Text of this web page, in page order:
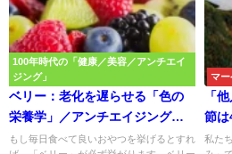
100年時代の「健康／美容／アンチエイ
ジング」
ベリー：老化を遅らせる「色の
栄養学」／アンチエイジング実
践講座
もし毎日食べて良いおやつを挙げるとすれ
マー
「
節は
私た